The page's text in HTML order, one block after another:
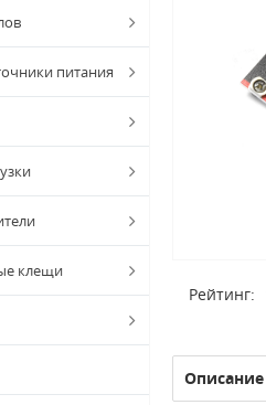
питания
клещи
Рейтинг:
Описание